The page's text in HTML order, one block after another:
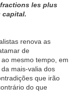
les plus
capital.
renova as
de
mesmo tempo, em
mais-valia dos
que irão
do que